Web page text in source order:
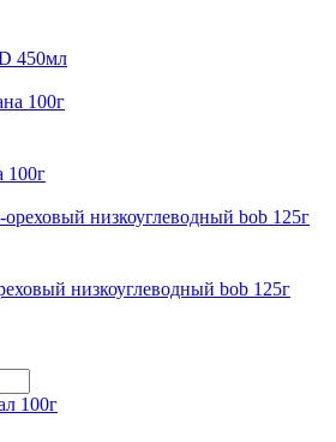
450мл
100г
низкоуглеводный bob 125г